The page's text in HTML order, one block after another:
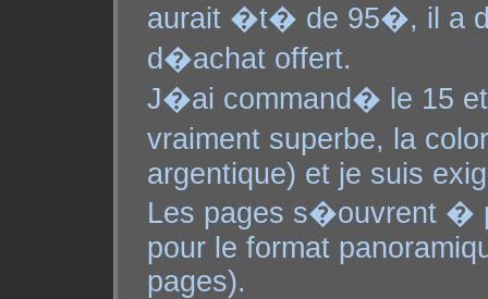
aurait �t� de 95�, il a
d�achat offert.
J�ai command� le 15
vraiment superbe, la
argentique) et je suis
Les pages s�ouvrent
pour le format
pages).